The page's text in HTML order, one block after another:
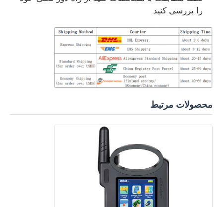
پوسته کلید ماشین
تیغه ی کلید ماشین
دستگاه برش فرش تک زاویه ای
تراشه فرستنده
دستگاه قفل‌سازی
را بررسی کنید
محصولات مرتبط